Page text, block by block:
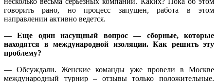
говорить рано, но процесс запущен, работа в этом
направлении активно ведется.
— Еще один насущный вопрос — сборные, которые
находятся в международной изоляции. Как решить эту
проблему?
— Обсуждали. Женские команды уже провели в Москве
международный турнир – отзывы только положительные.